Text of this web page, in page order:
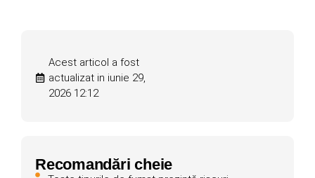
Acest articol a fost
actualizat in iunie 29,
2026 12:12
Recomandări cheie